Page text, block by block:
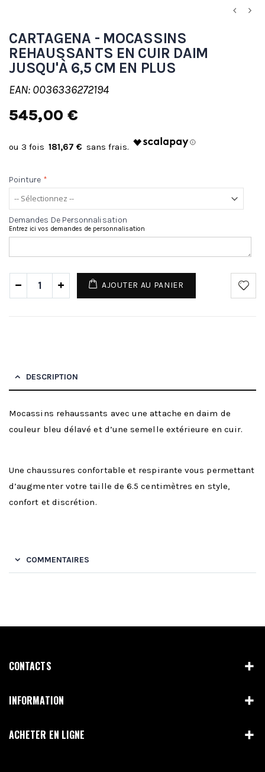
CARTAGENA - MOCASSINS
REHAUSSANTS EN CUIR DAIM
JUSQU'À 6,5 CM EN PLUS
EAN: 0036336272194
545,00 €
181,67 €
Pointure *
Demandes De Personnalisation
Entrez ici vos demandes de personnalisation
AJOUTER AU PANIER
DESCRIPTION
Mocassins rehaussants avec une attache en daim de
couleur bleu délavé et d’une semelle extérieure en cuir.
Une chaussures confortable et respirante vous permettant
d’augmenter votre taille de 6.5 centimètres en style,
confort et discrétion.
COMMENTAIRES
CONTACTS
INFORMATION
ACHETER EN LIGNE